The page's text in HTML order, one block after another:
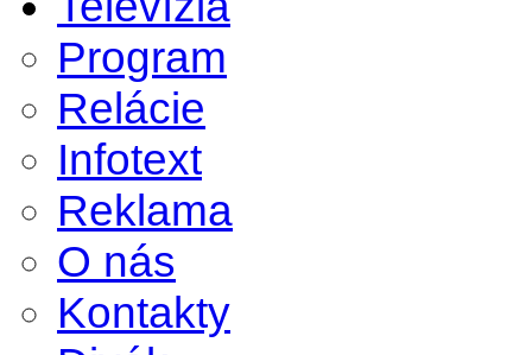
Program
Relácie
Infotext
Reklama
O nás
Kontakty